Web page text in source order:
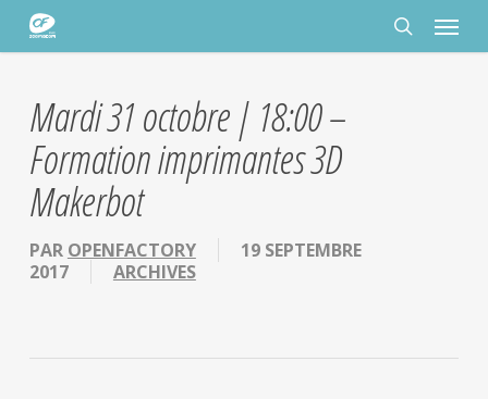
Panneau de gestion des cookies
Passer
contenu
rechercher
Menu
Mardi 31 octobre | 18:00 –
Formation imprimantes 3D
Makerbot
PAR OPENFACTORY
19 SEPTEMBRE
2017
ARCHIVES